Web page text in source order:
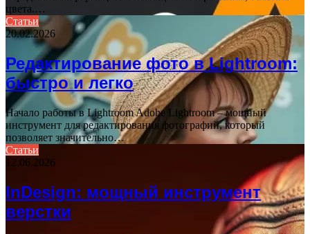
цвета.…
Статьи
20.02.2026
Редактирование фото в Lightroom:
быстро и легко
Начало работы в Lightroom Adobe Lightroom – мощный
инструмент для редактирования фотографий, который
позволяет значительно…
Статьи
12.06.2026
InDesign: мощный инструмент
верстки